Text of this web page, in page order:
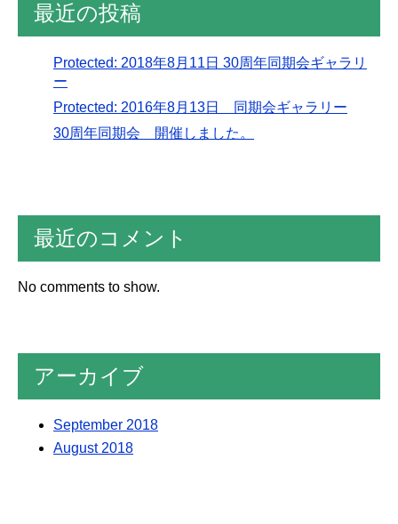
最近の投稿
Protected: 2018年8月11日 30周年同期会ギャラリ
ー
Protected: 2016年8月13日 同期会ギャラリー
30周年同期会 開催しました。
最近のコメント
No comments to show.
アーカイブ
September 2018
August 2018